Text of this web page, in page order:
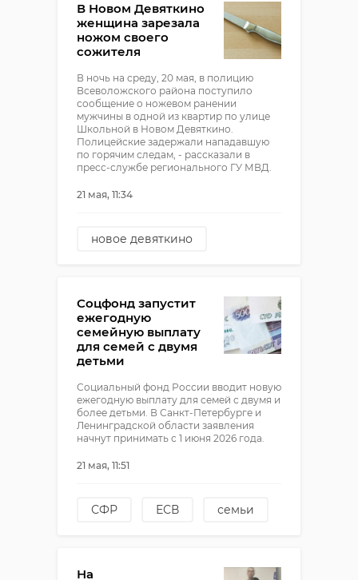
В Новом Девяткино
женщина зарезала
ножом своего
сожителя
В ночь на среду, 20 мая, в полицию
Всеволожского района поступило
сообщение о ножевом ранении
мужчины в одной из квартир по улице
Школьной в Новом Девяткино.
Полицейские задержали нападавшую
по горячим следам, - рассказали в
пресс-службе регионального ГУ МВД.
21 мая, 11:34
новое девяткино
Соцфонд запустит
ежегодную
семейную выплату
для семей с двумя
детьми
Социальный фонд России вводит новую
ежегодную выплату для семей с двумя и
более детьми. В Санкт-Петербурге и
Ленинградской области заявления
начнут принимать с 1 июня 2026 года.
21 мая, 11:51
СФР ЕСВ
семьи
На